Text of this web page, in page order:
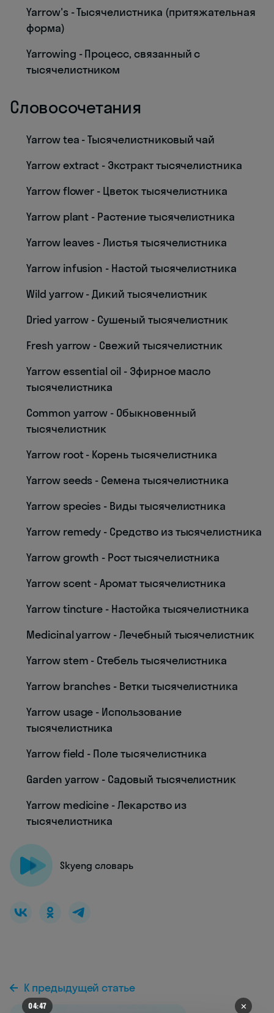
Yarrow's - Тысячелистника (притяжательная
форма)
Yarrowing - Процесс, связанный с
тысячелистником
Словосочетания
Yarrow tea - Тысячелистниковый чай
Yarrow extract - Экстракт тысячелистника
Yarrow flower - Цветок тысячелистника
Yarrow plant - Растение тысячелистника
Yarrow leaves - Листья тысячелистника
Yarrow infusion - Настой тысячелистника
Wild yarrow - Дикий тысячелистник
Dried yarrow - Сушеный тысячелистник
Fresh yarrow - Свежий тысячелистник
Yarrow essential oil - Эфирное масло
тысячелистника
Common yarrow - Обыкновенный
тысячелистник
Yarrow root - Корень тысячелистника
Yarrow seeds - Семена тысячелистника
Yarrow species - Виды тысячелистника
Yarrow remedy - Средство из тысячелистника
Yarrow growth - Рост тысячелистника
Yarrow scent - Аромат тысячелистника
Yarrow tincture - Настойка тысячелистника
Medicinal yarrow - Лечебный тысячелистник
Yarrow stem - Стебель тысячелистника
Yarrow branches - Ветки тысячелистника
Yarrow usage - Использование
тысячелистника
Yarrow field - Поле тысячелистника
Garden yarrow - Садовый тысячелистник
Yarrow medicine - Лекарство из
тысячелистника
Skyeng словарь
К предыдущей статье
04:41 ✕